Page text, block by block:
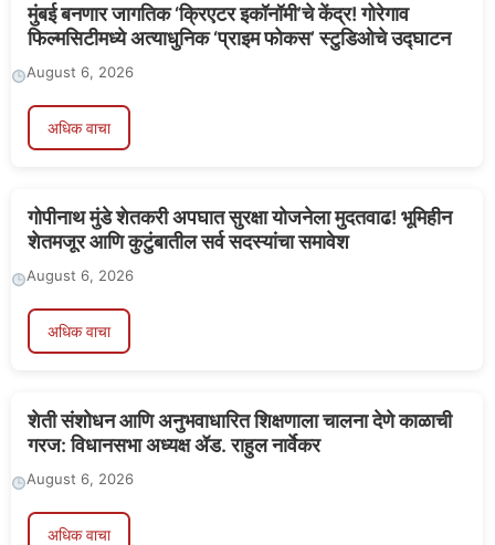
मुंबई बनणार जागतिक ‘क्रिएटर इकॉनॉमी’चे केंद्र! गोरेगाव
फिल्मसिटीमध्ये अत्याधुनिक ‘प्राइम फोकस’ स्टुडिओचे उद्घाटन
August 6, 2026
अधिक वाचा
गोपीनाथ मुंडे शेतकरी अपघात सुरक्षा योजनेला मुदतवाढ! भूमिहीन
शेतमजूर आणि कुटुंबातील सर्व सदस्यांचा समावेश
August 6, 2026
अधिक वाचा
शेती संशोधन आणि अनुभवाधारित शिक्षणाला चालना देणे काळाची
गरज: विधानसभा अध्यक्ष ॲड. राहुल नार्वेकर
August 6, 2026
अधिक वाचा